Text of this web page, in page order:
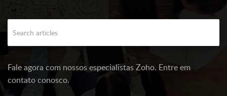
Fale agora com nossos especialistas Zoho. Entre em
contato conosco.